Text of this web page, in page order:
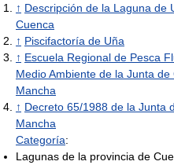
↑ Descripción de la Laguna de
Cuenca
↑ Piscifactoría de Uña
↑ Escuela Regional de Pesca
Medio Ambiente de la Junta
Mancha
↑ Decreto 65/1988 de la Junta
Mancha
Categoría:
Lagunas de la provincia de